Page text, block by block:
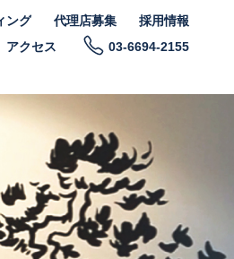
ング 代理店募集
採用情報
アクセス
03-6694-2155